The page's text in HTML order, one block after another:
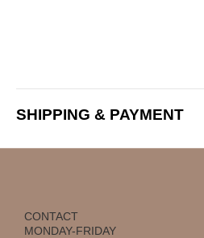
SHIPPING & PAYMENT
CONTACT
MONDAY-FRIDAY